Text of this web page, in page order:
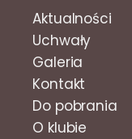
Aktualności
Uchwały
Galeria
Kontakt
Do pobrania
O klubie